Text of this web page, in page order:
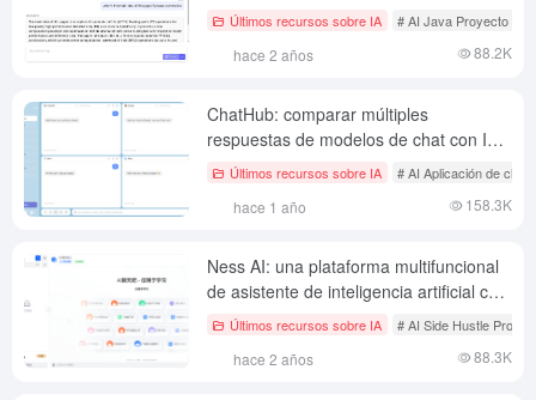
Últimos recursos sobre IA # AI Java Proyecto de
hace 2 años 88.2K
ChatHub: comparar múltiples
respuestas de modelos de chat con IA
en un clic
Últimos recursos sobre IA # AI Aplicación de chat
hace 1 año 158.3K
Ness AI: una plataforma multifuncional
de asistente de inteligencia artificial con
funciones completas de gestión de
bajo licencia.
Últimos recursos sobre IA # AI Side Hustle
hace 2 años 88.3K